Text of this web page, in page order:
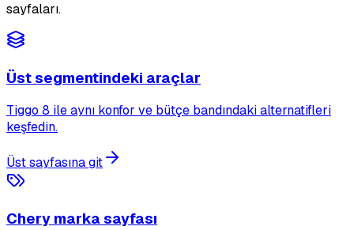
sayfaları.
Üst segmentindeki araçlar
Tiggo 8 ile aynı konfor ve bütçe bandındaki alternatifleri
keşfedin.
Üst sayfasına git
Chery marka sayfası